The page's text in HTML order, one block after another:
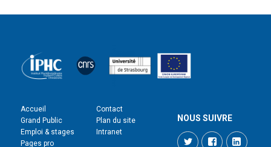
Accueil
Grand Public
Emploi & stages
Pages pro
Contact
Plan du site
Intranet
NOUS SUIVRE
TwitterFacebook